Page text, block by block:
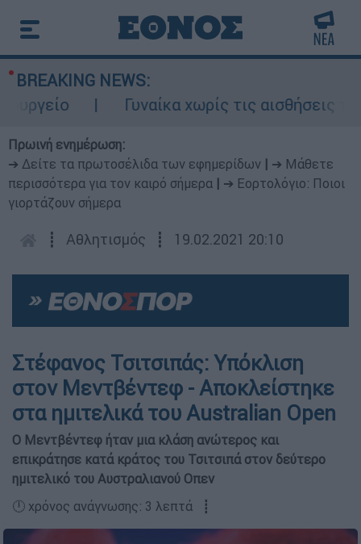
BREAKING NEWS:
Γυναίκα χωρίς τις αισθήσεις της
Πρωινή ενημέρωση:
➔ Δείτε τα πρωτοσέλιδα των εφημερίδων
➔ Μάθετε
περισσότερα για τον καιρό σήμερα
➔ Εορτολόγιο: Ποιοι
γιορτάζουν σήμερα
┋ Αθλητισμός ┋ 19.02.2021 20:10
Στέφανος Τσιτσιπάς: Υπόκλιση
στον Μεντβέντεφ - Αποκλείστηκε
στα ημιτελικά του Australian Open
Ο Μεντβέντεφ ήταν μια κλάση ανώτερος και
επικράτησε κατά κράτος του Τσιτσιπά στον δεύτερο
ημιτελικό του Αυστραλιανού Οπεν
🕛 χρόνος ανάγνωσης: 3 λεπτά ┋